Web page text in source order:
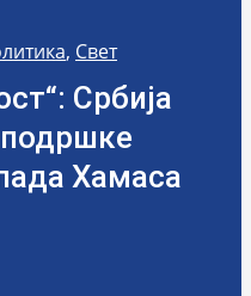
, Свет
Србија
Хамаса